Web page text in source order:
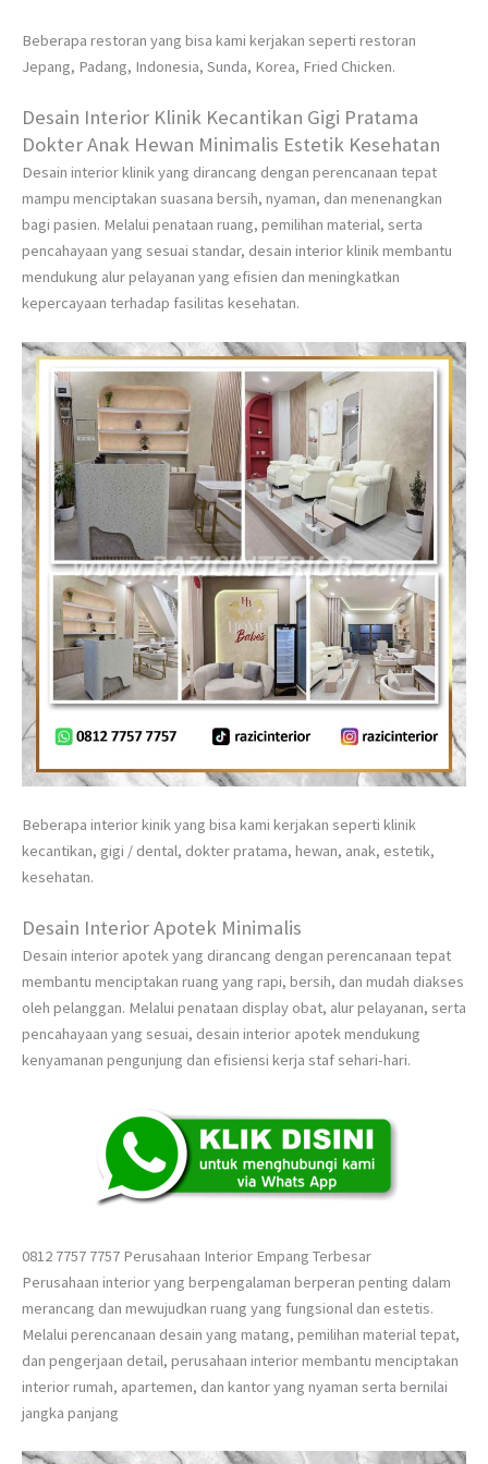
Beberapa restoran yang bisa kami kerjakan seperti restoran
Jepang, Padang, Indonesia, Sunda, Korea, Fried Chicken.
Desain Interior Klinik Kecantikan Gigi Pratama
Dokter Anak Hewan Minimalis Estetik Kesehatan
Desain interior klinik yang dirancang dengan perencanaan tepat
mampu menciptakan suasana bersih, nyaman, dan menenangkan
bagi pasien. Melalui penataan ruang, pemilihan material, serta
pencahayaan yang sesuai standar, desain interior klinik membantu
mendukung alur pelayanan yang efisien dan meningkatkan
kepercayaan terhadap fasilitas kesehatan.
Beberapa interior kinik yang bisa kami kerjakan seperti klinik
kecantikan, gigi / dental, dokter pratama, hewan, anak, estetik,
kesehatan.
Desain Interior Apotek Minimalis
Desain interior apotek yang dirancang dengan perencanaan tepat
membantu menciptakan ruang yang rapi, bersih, dan mudah diakses
oleh pelanggan. Melalui penataan display obat, alur pelayanan, serta
pencahayaan yang sesuai, desain interior apotek mendukung
kenyamanan pengunjung dan efisiensi kerja staf sehari-hari.
0812 7757 7757 Perusahaan Interior Empang Terbesar
Perusahaan interior yang berpengalaman berperan penting dalam
merancang dan mewujudkan ruang yang fungsional dan estetis.
Melalui perencanaan desain yang matang, pemilihan material tepat,
dan pengerjaan detail, perusahaan interior membantu menciptakan
interior rumah, apartemen, dan kantor yang nyaman serta bernilai
jangka panjang